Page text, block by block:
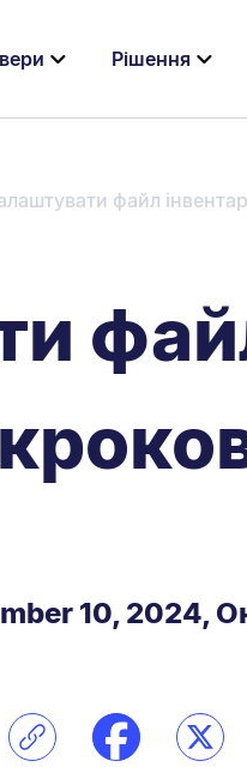
Рішення
файл
10, 2024,